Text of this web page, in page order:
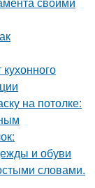
на потолке:
и обуви
словами.